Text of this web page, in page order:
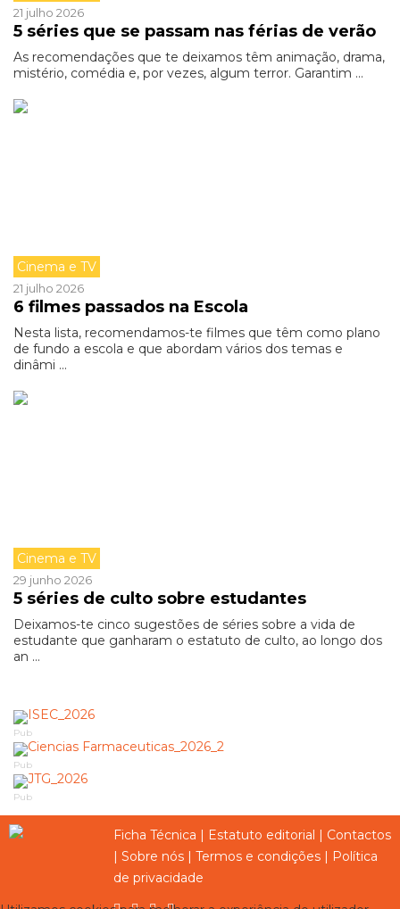
21 julho 2026
5 séries que se passam nas férias de verão
As recomendações que te deixamos têm animação, drama,
mistério, comédia e, por vezes, algum terror. Garantim ...
Cinema e TV
21 julho 2026
6 filmes passados na Escola
Nesta lista, recomendamos-te filmes que têm como plano
de fundo a escola e que abordam vários dos temas e
dinâmi ...
Cinema e TV
29 junho 2026
5 séries de culto sobre estudantes
Deixamos-te cinco sugestões de séries sobre a vida de
estudante que ganharam o estatuto de culto, ao longo dos
an ...
Pub
Pub
Pub
Ficha Técnica | Estatuto editorial | Contactos
| Sobre nós | Termos e condições | Política
de privacidade